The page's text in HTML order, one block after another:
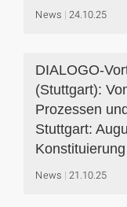
News 24.10.25
DIALOGO-
(Stuttgart):
Prozessen
Stuttgart:
News 21.10.25